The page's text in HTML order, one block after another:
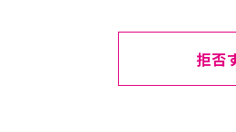
重ね、ジャイロが大切にしてい
ているので、バッグなどに取り
なっているため、鍵などの小拒否